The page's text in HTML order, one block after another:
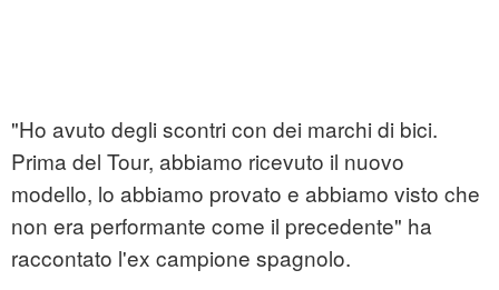
"Ho avuto degli scontri con dei marchi di bici.
Prima del Tour, abbiamo ricevuto il nuovo
modello, lo abbiamo provato e abbiamo visto che
non era performante come il precedente" ha
raccontato l'ex campione spagnolo.